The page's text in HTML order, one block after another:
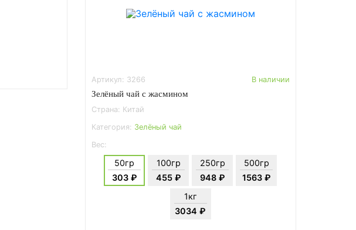
Артикул: 3266
В наличии
Зелёный чай с жасмином
Страна: Китай
Категория: Зелёный чай
Вес:
50гр
303 ₽
100гр
455 ₽
250гр
948 ₽
500гр
1563 ₽
1кг
3034 ₽